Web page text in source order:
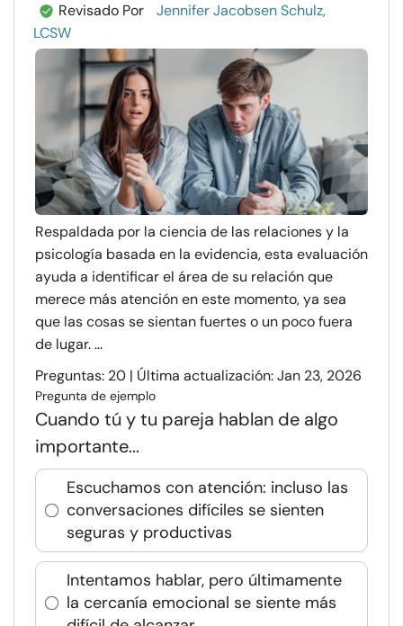
Revisado Por
Jennifer Jacobsen Schulz,
LCSW
Respaldada por la ciencia de las relaciones y la
psicología basada en la evidencia, esta evaluación
ayuda a identificar el área de su relación que
merece más atención en este momento, ya sea
que las cosas se sientan fuertes o un poco fuera
de lugar. ...
Preguntas: 20 | Última actualización: Jan 23, 2026
Pregunta de ejemplo
Cuando tú y tu pareja hablan de algo
importante...
Escuchamos con atención: incluso las
conversaciones difíciles se sienten
seguras y productivas
Intentamos hablar, pero últimamente
la cercanía emocional se siente más